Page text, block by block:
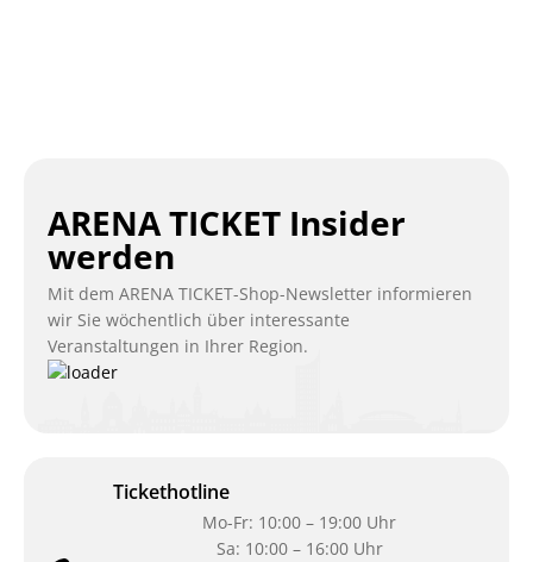
ARENA TICKET Insider
werden
Mit dem ARENA TICKET-Shop-Newsletter informieren
wir Sie wöchentlich über interessante
Veranstaltungen in Ihrer Region.
Tickethotline
Mo-Fr: 10:00 – 19:00 Uhr
Sa: 10:00 – 16:00 Uhr